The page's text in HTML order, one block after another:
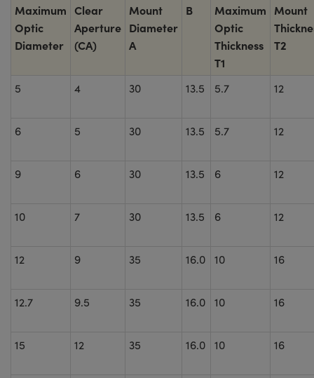
Maximum
Optic
Diameter
Clear
Aperture
(CA)
Mount
Diameter
A
B
Maximum
Optic
Thickness
T1
Mount
T2
5 4 30 13.5 5.7 12
6 5 30 13.5 5.7 12
9 6 30 13.5 6 12
10 7 30 13.5 6 12
12 9 35 16.0 10 16
12.7 9.5 35 16.0 10 16
15 12 35 16.0 10 16